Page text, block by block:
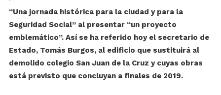
“Una jornada histórica para la ciudad y para la
Seguridad Social” al presentar “un proyecto
emblemático”. Así se ha referido hoy el secretario de
Estado, Tomás Burgos, al edificio que sustituirá al
demolido colegio San Juan de la Cruz y cuyas obras
está previsto que concluyan a finales de 2019.